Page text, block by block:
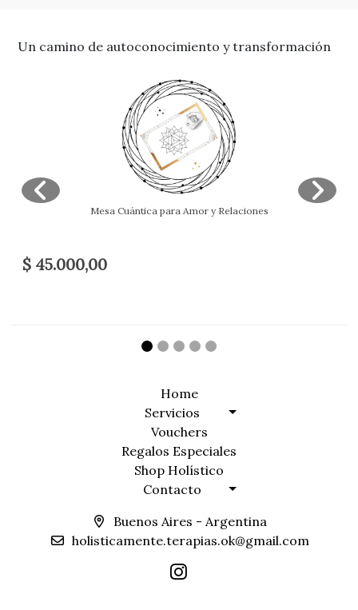
Un camino de autoconocimiento y transformación
Mesa Cuántica para Amor y Relaciones
$ 45.000,00
Home
Servicios
Vouchers
Regalos Especiales
Shop Holístico
Contacto
Buenos Aires - Argentina
holisticamente.terapias.ok@gmail.com